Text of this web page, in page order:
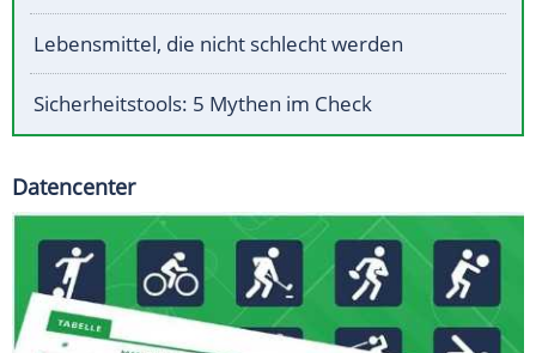
Lebensmittel, die nicht schlecht werden
Sicherheitstools: 5 Mythen im Check
Datencenter